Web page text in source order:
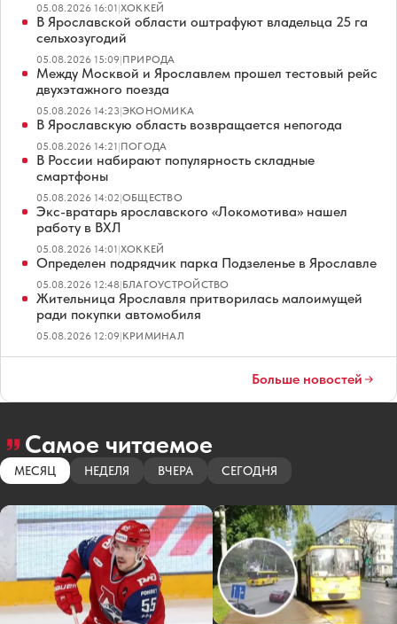
05.08.2026 16:01|ХОККЕЙ
В Ярославской области оштрафуют владельца 25 га
сельхозугодий
05.08.2026 15:09|ПРИРОДА
Между Москвой и Ярославлем прошел тестовый рейс
двухэтажного поезда
05.08.2026 14:23|ЭКОНОМИКА
В Ярославскую область возвращается непогода
05.08.2026 14:21|ПОГОДА
В России набирают популярность складные
смартфоны
05.08.2026 14:02|ОБЩЕСТВО
Экс-вратарь ярославского «Локомотива» нашел
работу в ВХЛ
05.08.2026 14:01|ХОККЕЙ
Определен подрядчик парка Подзеленье в Ярославле
05.08.2026 12:48|БЛАГОУСТРОЙСТВО
Жительница Ярославля притворилась малоимущей
ради покупки автомобиля
05.08.2026 12:09|КРИМИНАЛ
Больше новостей
Самое читаемое
МЕСЯЦ НЕДЕЛЯ ВЧЕРА СЕГОДНЯ